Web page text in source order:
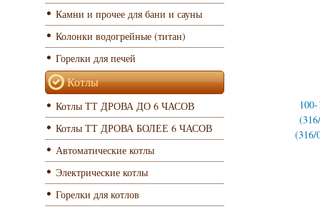
Камни и прочее для бани и сауны
Колонки водогрейные (титан)
Горелки для печей
Котлы
Котлы ТТ ДРОВА ДО 6 ЧАСОВ
Котлы ТТ ДРОВА БОЛЕЕ 6 ЧАСОВ
Автоматические котлы
Электрические котлы
Горелки для котлов